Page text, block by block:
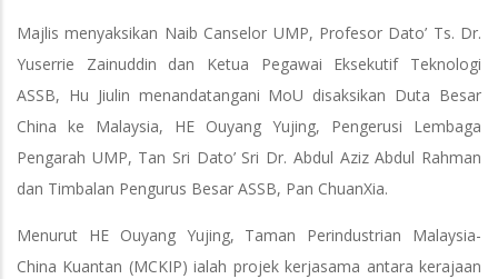
Majlis menyaksikan Naib Canselor UMP, Profesor Dato’ Ts. Dr.
Yuserrie Zainuddin dan Ketua Pegawai Eksekutif Teknologi
ASSB, Hu Jiulin menandatangani MoU disaksikan Duta Besar
China ke Malaysia, HE Ouyang Yujing, Pengerusi Lembaga
Pengarah UMP, Tan Sri Dato’ Sri Dr. Abdul Aziz Abdul Rahman
dan Timbalan Pengurus Besar ASSB, Pan ChuanXia.
Menurut HE Ouyang Yujing, Taman Perindustrian Malaysia-
China Kuantan (MCKIP) ialah projek kerjasama antara kerajaan